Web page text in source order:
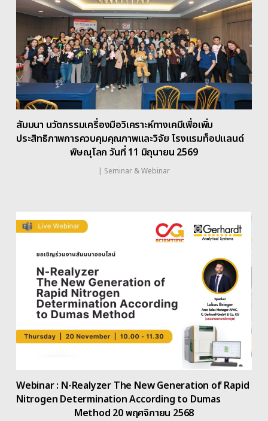
สัมมนา นวัตกรรมเครื่องมือวิเคราะห์ทางเคมีเพื่อเพิ่ม
ประสิทธิภาพการควบคุมคุณภาพและวิจัย โรงแรมท็อปแลนด์
พิษณุโลก วันที่ 11 มิถุนายน 2569
| Seminar & Webinar
Webinar : N-Realyzer The New Generation of Rapid
Nitrogen Determination According to Dumas
Method 20 พฤศจิกายน 2568